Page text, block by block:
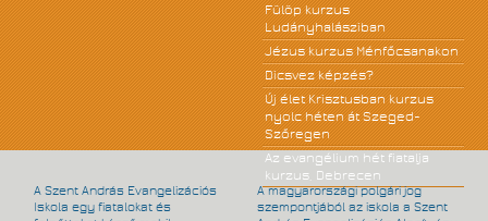
Fülöp kurzus
Ludányhalásziban
Jézus kurzus Ménfőcsanakon
Dicsvez képzés?
Új élet Krisztusban kurzus
nyolc héten át Szeged-
Szőregen
Az evangélium hét fiatalja
kurzus, Debrecen
A Szent András Evangelizációs
Iskola egy fiatalokat és
A magyarországi polgári jog
szempontjából az iskola a Szent